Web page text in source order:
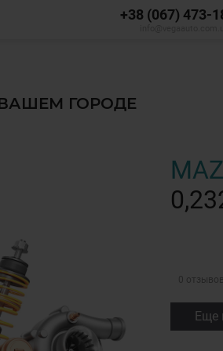
+38 (067) 473-
ВАШЕМ ГОРОДЕ
0 отзывов
Еще